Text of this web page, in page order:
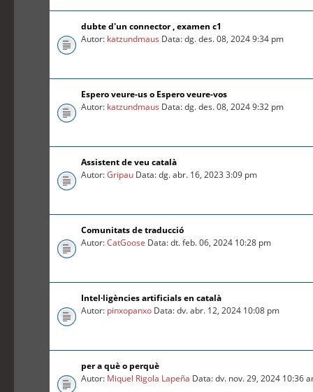
dubte d'un connector , examen c1
Autor: katzundmaus Data: dg. des. 08, 2024 9:34 pm
Espero veure-us o Espero veure-vos
Autor: katzundmaus Data: dg. des. 08, 2024 9:32 pm
Assistent de veu català
Autor:Gripau Data: dg. abr. 16, 2023 3:09 pm
Comunitats de traducció
Autor:CatGoose Data: dt. feb. 06, 2024 10:28 pm
Intel·ligències artificials en català
Autor: pinxopanxo Data: dv. abr. 12, 2024 10:08 pm
per a què o perquè
Autor: Miquel Rigola Lapeña Data: dv. nov. 29, 2024 10:36